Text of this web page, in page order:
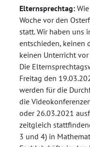
Elternsprechtag:
Woche vor den
statt. Wir haben uns
entschieden, keinen
keinen Unterricht
Die
Freitag den
werden für die
die
oder 26.03.2021
zeitgleich
3 und 4) in